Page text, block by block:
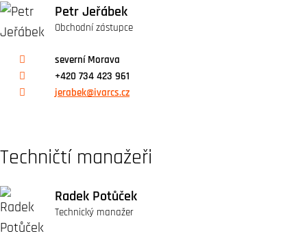
Petr Jeřábek
Obchodní zástupce
severní Morava
+420 734 423 961
jerabek@ivarcs.cz
Techničtí manažeři
Radek Potůček
Technický manažer